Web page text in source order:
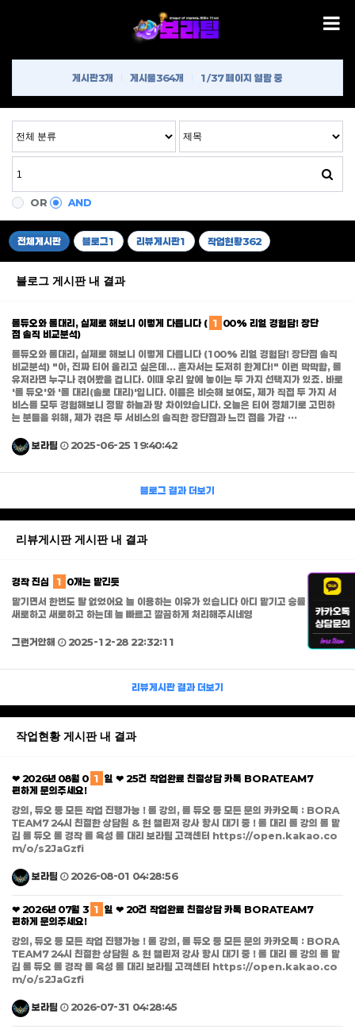
게시판3개 게시물364개 1/37 페이지 열람 중
OR AND
전체게시판 블로그1 리뷰게시판1 작업현황362
블로그 게시판 내 결과
롤듀오와 롤대리, 실제로 해보니 이렇게 다릅니다 ( 1 00% 리얼 경험담! 장단
점 솔직 비교분석)
롤듀오와 롤대리, 실제로 해보니 이렇게 다릅니다 (100% 리얼 경험담! 장단점 솔직
비교분석) "아, 진짜 티어 올리고 싶은데... 혼자서는 도저히 한계다!" 이런 막막함, 롤
유저라면 누구나 겪어봤을 겁니다. 이때 우리 앞에 놓이는 두 가지 선택지가 있죠. 바로
'롤 듀오'와 '롤 대리(솔로 대리)'입니다. 이름은 비슷해 보여도, 제가 직접 두 가지 서
비스를 모두 경험해보니 정말 하늘과 땅 차이였습니다. 오늘은 티어 정체기로 고민하
는 분들을 위해, 제가 겪은 두 서비스의 솔직한 장단점과 느낀 점을 가감 …
보라팀 2025-06-25 19:40:42
블로그 결과 더보기
리뷰게시판 게시판 내 결과
경작 진심 1 0개는 맡긴듯
맡기면서 한번도 탈 없었어요 늘 이용하는 이유가 있습니다 아디 맡기고 승률 망가지면
새로하고 새로하고 하는데 늘 빠르고 깔끔하게 처리해주시네영
그런거안해 2025-12-28 22:32:11
리뷰게시판 결과 더보기
작업현황 게시판 내 결과
❤ 2026년 08월 0 1 일 ❤ 25건 작업완료 친절상담 카톡 BORATEAM7
편하게 문의주세요!
강의, 듀오 등 모든 작업 진행가능 ! 롤 강의, 롤 듀오 등 모든 문의 카카오톡 : BORA
TEAM7 24시 친절한 상담원 & 현 챌린저 강사 항시 대기 중 ! 롤 대리 롤 강의 롤 맡
김 롤 듀오 롤 경작 롤 육성 롤 대리 보라팀 고객센터 https://open.kakao.co
m/o/s2JaGzfi
보라팀 2026-08-01 04:28:56
❤ 2026년 07월 3 1 일 ❤ 20건 작업완료 친절상담 카톡 BORATEAM7
편하게 문의주세요!
강의, 듀오 등 모든 작업 진행가능 ! 롤 강의, 롤 듀오 등 모든 문의 카카오톡 : BORA
TEAM7 24시 친절한 상담원 & 현 챌린저 강사 항시 대기 중 ! 롤 대리 롤 강의 롤 맡
김 롤 듀오 롤 경작 롤 육성 롤 대리 보라팀 고객센터 https://open.kakao.co
m/o/s2JaGzfi
보라팀 2026-07-31 04:28:45